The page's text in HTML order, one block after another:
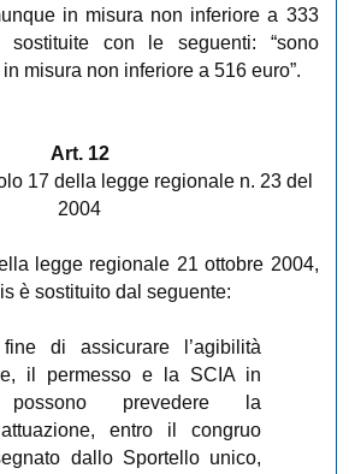
in misura non inferiore a 333
sostituite con le seguenti: “sono
misura non inferiore a 516 euro”.
Art. 12
17 della legge regionale n. 23 del
2004
legge regionale 21 ottobre 2004,
è sostituito dal seguente:
di assicurare l’agibilità
il permesso e la SCIA in
possono prevedere la
entro il congruo
dallo Sportello unico,